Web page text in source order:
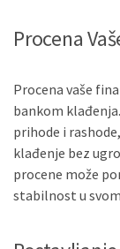
Procena
Procena vaše
bankom
prihode i
klađenje bez
procene može
stabilnost u